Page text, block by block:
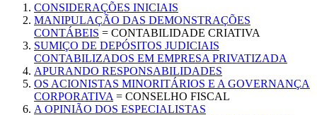
CONSIDERAÇÕES INICIAIS
MANIPULAÇÃO DAS DEMONSTRAÇÕES
CONTÁBEIS = CONTABILIDADE CRIATIVA
SUMIÇO DE DEPÓSITOS JUDICIAIS
CONTABILIZADOS EM EMPRESA PRIVATIZADA
APURANDO RESPONSABILIDADES
OS ACIONISTAS MINORITÁRIOS E A GOVERNANÇA
CORPORATIVA = CONSELHO FISCAL
A OPINIÃO DOS ESPECIALISTAS